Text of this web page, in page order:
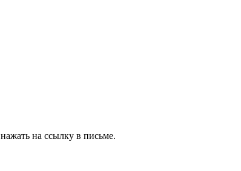
на ссылку в письме.